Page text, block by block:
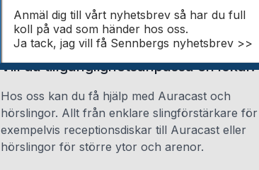
Vill du tillgänglighetsanpassa en lokal?
Hos oss kan du få hjälp med Auracast och
hörslingor. Allt från enklare slingförstärkare för
exempelvis receptionsdiskar till Auracast eller
hörslingor för större ytor och arenor.
Anmäl dig till vårt nyhetsbrev så har du full
koll på vad som händer hos oss.
Ja tack, jag vill få Sennbergs nyhetsbrev >>